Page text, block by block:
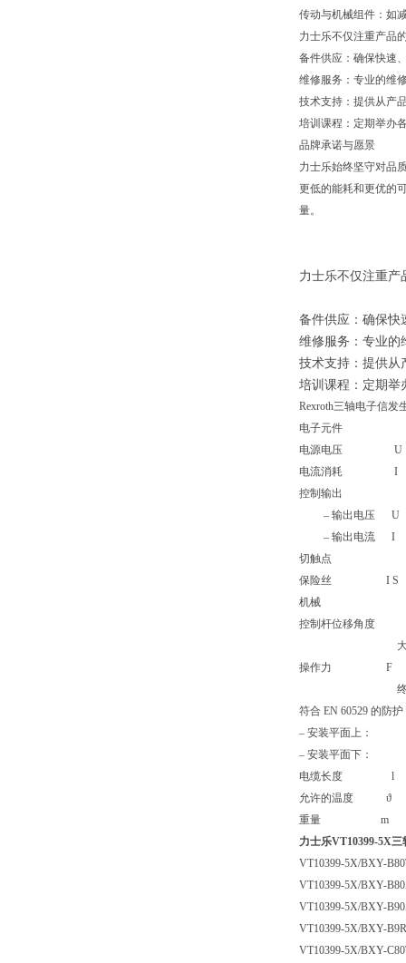
传动与机械组件：如
力士乐不仅注重产品
备件供应：确保快速
维修服务：专业的维
技术支持：提供从产
培训课程：定期举办
品牌承诺与愿景
力士乐始终坚守对品
更低的能耗和更优的
量。
力士乐不仅注重产
备件供应：确保快
维修服务：专业的
技术支持：提供从
培训课程：定期举
Rexroth三轴电子信发
电子元件
电源电压 U
电流消耗 I
控制输出
– 输出电压 U
– 输出电流 I
切触点 2 A，
保险丝 I S 2
机械
控制杆位移角度
大约 20 °（
操作力 F 起
终值大
符合 EN 60529 的防
– 安装平面上：
– 安装平面下
电缆长度 l
允许的温度 ϑ
重量 m 约
力士乐VT10399-5X
VT10399-5X/BXY-
VT10399-5X/BXY-
VT10399-5X/BXY-
VT10399-5X/BXY-
VT10399-5X/BXY-